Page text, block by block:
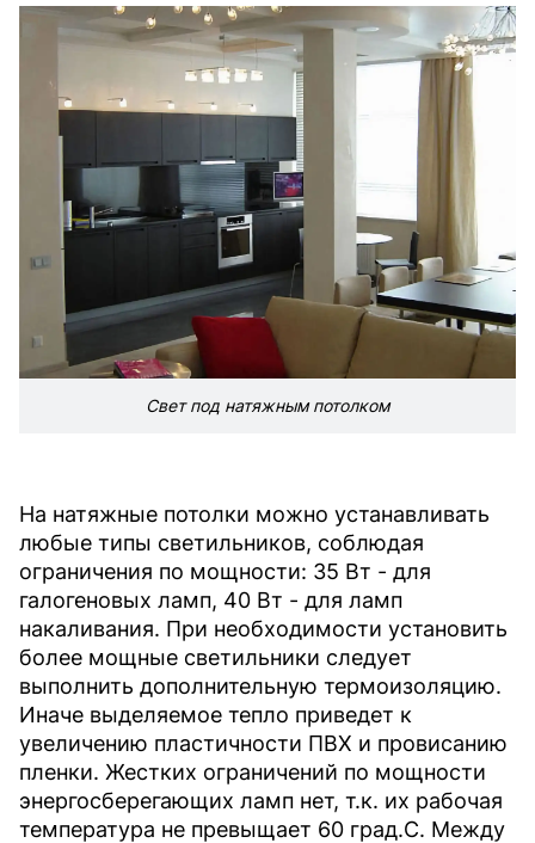
Свет под натяжным потолком
На натяжные потолки можно устанавливать
любые типы светильников, соблюдая
ограничения по мощности: 35 Вт - для
галогеновых ламп, 40 Вт - для ламп
накаливания. При необходимости установить
более мощные светильники следует
выполнить дополнительную термоизоляцию.
Иначе выделяемое тепло приведет к
увеличению пластичности ПВХ и провисанию
пленки. Жестких ограничений по мощности
энергосберегающих ламп нет, т.к. их рабочая
температура не превыщает 60 град.С. Между